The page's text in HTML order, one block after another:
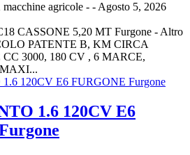
agricole - - Agosto 5, 2026
CASSONE 5,20 MT Furgone - Altro
PATENTE B, KM CIRCA
CC 3000, 180 CV , 6 MARCE,
1.6 120CV E6